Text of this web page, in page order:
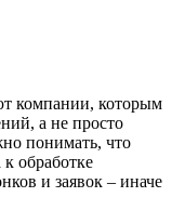
компании, которым
а не просто
понимать, что
обработке
и заявок – иначе